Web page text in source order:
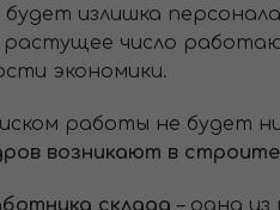
будет излишка
число
экономики.
работы не будет
возникают в